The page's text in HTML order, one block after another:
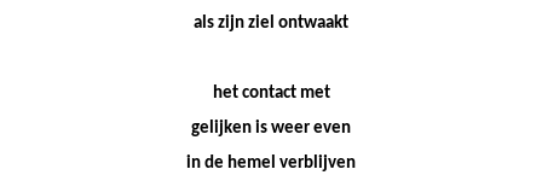
als zijn ziel ontwaakt
het contact met
gelijken is weer even
in de hemel verblijven